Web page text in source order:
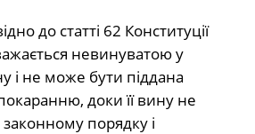
до статті 62 Конституції
невинуватою у
і не може бути піддана
доки її вину не
порядку і